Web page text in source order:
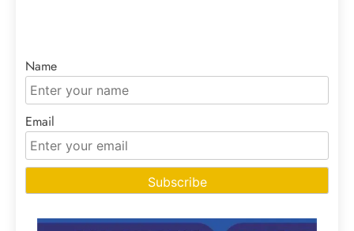
Name
Email